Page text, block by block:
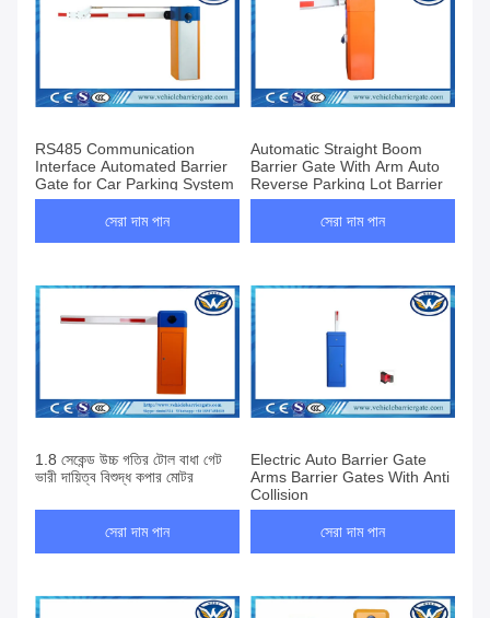
RS485 Communication
Interface Automated Barrier
Gate for Car Parking System
সেরা দাম পান
Automatic Straight Boom
Barrier Gate With Arm Auto
Reverse Parking Lot Barrier
সেরা দাম পান
1.8 সেকেন্ড উচ্চ গতির টোল বাধা গেট
ভারী দায়িত্ব বিশুদ্ধ কপার মোটর
সেরা দাম পান
Electric Auto Barrier Gate
Arms Barrier Gates With Anti
Collision
সেরা দাম পান